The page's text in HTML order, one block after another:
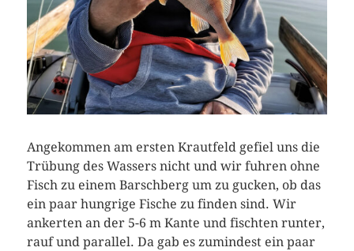
Angekommen am ersten Krautfeld gefiel uns die
Trübung des Wassers nicht und wir fuhren ohne
Fisch zu einem Barschberg um zu gucken, ob das
ein paar hungrige Fische zu finden sind. Wir
ankerten an der 5-6 m Kante und fischten runter,
rauf und parallel. Da gab es zumindest ein paar